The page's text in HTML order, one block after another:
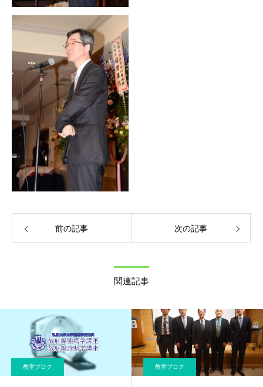
前の記事 次の記事
関連記事
教室ブログ 教室ブログ